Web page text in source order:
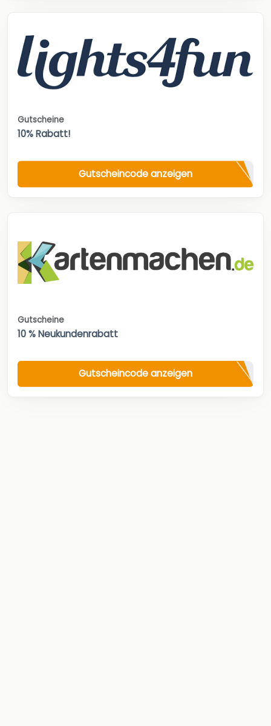
Gutscheine
10% Rabatt!
Gutscheincode anzeigen
Gutscheine
10 % Neukundenrabatt
Gutscheincode anzeigen